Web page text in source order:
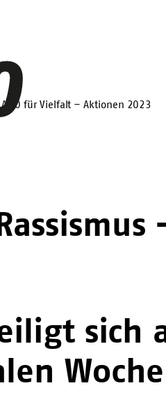
AWO für Vielfalt – Aktionen 2023
sich